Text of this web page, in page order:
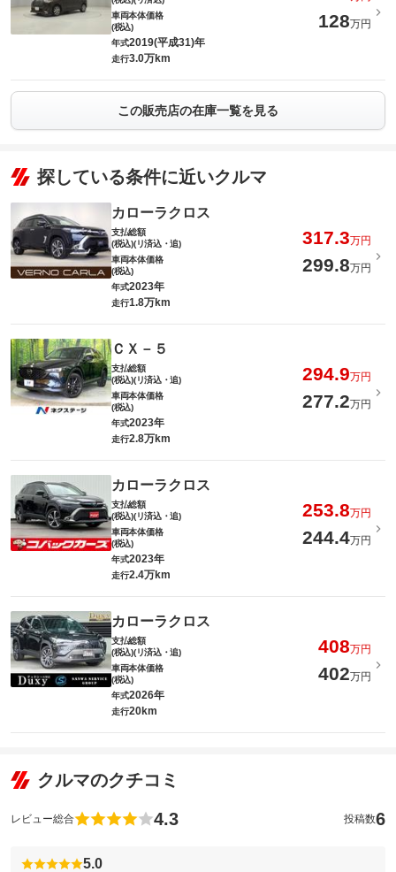
車両本体価格
(税込)
128万円
年式2019(平成31)年
走行3.0万km
この販売店の在庫一覧を見る
探している条件に近いクルマ
カローラクロス
支払総額
(税込)(リ済込・追)
317.3万円
車両本体価格
(税込)
299.8万円
年式2023年
走行1.8万km
ＣＸ－５
支払総額
(税込)(リ済込・追)
294.9万円
車両本体価格
(税込)
277.2万円
年式2023年
走行2.8万km
カローラクロス
支払総額
(税込)(リ済込・追)
253.8万円
車両本体価格
(税込)
244.4万円
年式2023年
走行2.4万km
カローラクロス
支払総額
(税込)(リ済込・追)
408万円
車両本体価格
(税込)
402万円
年式2026年
走行20km
クルマのクチコミ
レビュー総合 4.3 投稿数6
5.0